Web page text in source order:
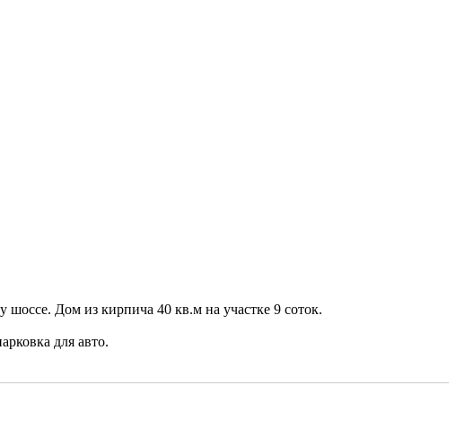
Дом из кирпича 40 кв.м на участке 9 соток.
для авто.